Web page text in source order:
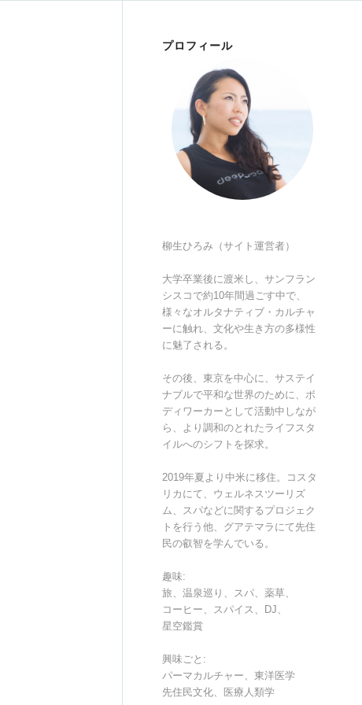
プロフィール
柳生ひろみ（サイト運営者）
大学卒業後に渡米し、サンフラン
シスコで約10年間過ごす中で、
様々なオルタナティブ・カルチャ
ーに触れ、文化や生き方の多様性
に魅了される。
その後、東京を中心に、サステイ
ナブルで平和な世界のために、ボ
ディワーカーとして活動中しなが
ら、より調和のとれたライフスタ
イルへのシフトを探求。
2019年夏より中米に移住。コスタ
リカにて、ウェルネスツーリズ
ム、スパなどに関するプロジェク
トを行う他、グアテマラにて先住
民の叡智を学んでいる。
趣味:
旅、温泉巡り、スパ、薬草、
コーヒー、スパイス、DJ、
星空鑑賞
興味ごと:
パーマカルチャー、東洋医学
先住民文化、医療人類学